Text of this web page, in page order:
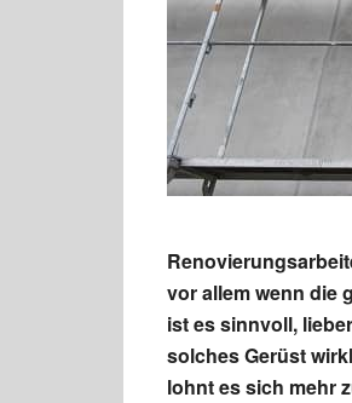
vor allem wenn die
ist es sinnvoll,
solches Gerüst
lohnt es sich mehr